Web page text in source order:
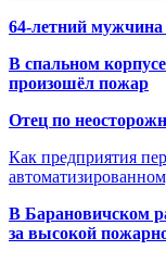
64-летний
В спальном
произошёл пожар
Отец по
Как предприятия
В Барановичском
за высокой